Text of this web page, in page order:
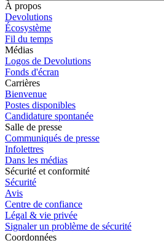
À propos
Devolutions
Écosystème
Fil du temps
Médias
Logos de Devolutions
Fonds d'écran
Carrières
Bienvenue
Postes disponibles
Candidature spontanée
Salle de presse
Communiqués de presse
Infolettres
Dans les médias
Sécurité et conformité
Sécurité
Avis
Centre de confiance
Légal & vie privée
Signaler un problème de sécurité
Coordonnées